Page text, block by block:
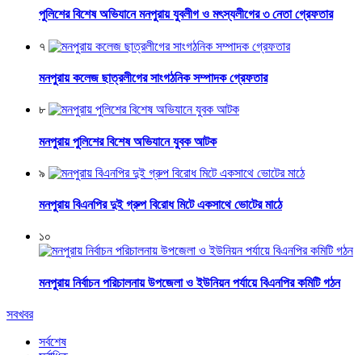
পুলিশের বিশেষ অভিযানে মনপুরায় যুবলীগ ও মৎস্যলীগের ৩ নেতা গ্রেফতার
৭
মনপুরায় কলেজ ছাত্রলীগের সাংগঠনিক সম্পাদক গ্রেফতার
৮
মনপুরায় পুলিশের বিশেষ অভিযানে যুবক আটক
৯
মনপুরায় বিএনপির দুই গ্রুপ বিরোধ মিটে একসাথে ভোটের মাঠে
১০
মনপুরায় নির্বাচন পরিচালনায় উপজেলা ও ইউনিয়ন পর্যায়ে বিএনপির কমিটি গঠন
সবখবর
সর্বশেষ